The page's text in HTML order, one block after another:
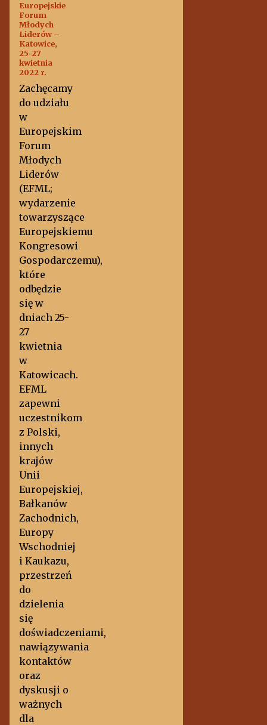
Europejskie
Forum
Młodych
Liderów –
Katowice,
25-27
kwietnia
2022 r.
Zachęcamy
do udziału
w
Europejskim
Forum
Młodych
Liderów
(EFML;
wydarzenie
towarzyszące
Europejskiemu
Kongresowi
Gospodarczemu),
które
odbędzie
się w
dniach 25-
27
kwietnia
w
Katowicach.
EFML
zapewni
uczestnikom
z Polski,
innych
krajów
Unii
Europejskiej,
Bałkanów
Zachodnich,
Europy
Wschodniej
i Kaukazu,
przestrzeń
do
dzielenia
się
doświadczeniami,
nawiązywania
kontaktów
oraz
dyskusji o
ważnych
dla